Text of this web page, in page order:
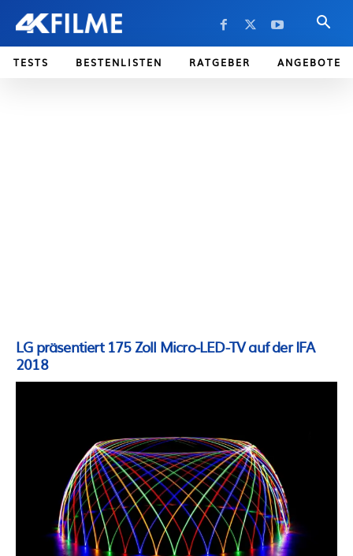
TESTS BESTENLISTEN RATGEBER ANGEBOTE
LG präsentiert 175 Zoll Micro-LED-TV auf der IFA
2018